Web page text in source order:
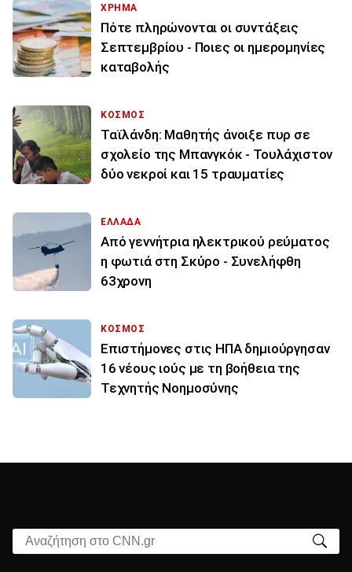
ΧΡΗΜΑ
Πότε πληρώνονται οι συντάξεις
Σεπτεμβρίου - Ποιες οι ημερομηνίες
καταβολής
ΚΟΣΜΟΣ
Ταϊλάνδη: Μαθητής άνοιξε πυρ σε
σχολείο της Μπανγκόκ - Τουλάχιστον
δύο νεκροί και 15 τραυματίες
ΕΛΛΑΔΑ
Από γεννήτρια ηλεκτρικού ρεύματος
η φωτιά στη Σκύρο - Συνελήφθη
63χρονη
ΚΟΣΜΟΣ
Επιστήμονες στις ΗΠΑ δημιούργησαν
16 νέους ιούς με τη βοήθεια της
Τεχνητής Νοημοσύνης
Αναζήτηση στο CNN.gr